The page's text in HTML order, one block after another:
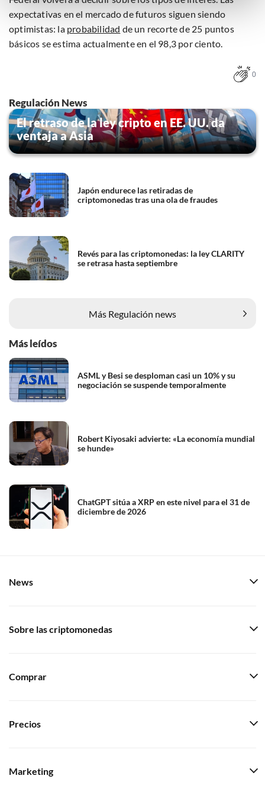
bezwaar tegen bedrijven die persoonsgegevens verwerken
op basis van gerechtvaardigd belang. U kunt uw privacy-
instellingen te allen tijde inzien en bijwerken door op de
tekst 'cookies' te klikken onderaan de pagina. Voor meer
expectativas en el mercado de futuros siguen siendo
optimistas: la probabilidad de un recorte de 25 puntos
básicos se estima actualmente en el 98,3 por ciento.
0
Regulación News
El retraso de la ley cripto en EE. UU. da
ventaja a Asia
Japón endurece las retiradas de
criptomonedas tras una ola de fraudes
Revés para las criptomonedas: la ley CLARITY
se retrasa hasta septiembre
Más Regulación news
Más leídos
ASML y Besi se desploman casi un 10% y su
negociación se suspende temporalmente
Robert Kiyosaki advierte: «La economía mundial
se hunde»
ChatGPT sitúa a XRP en este nivel para el 31 de
diciembre de 2026
News
Sobre las criptomonedas
Comprar
Precios
Marketing